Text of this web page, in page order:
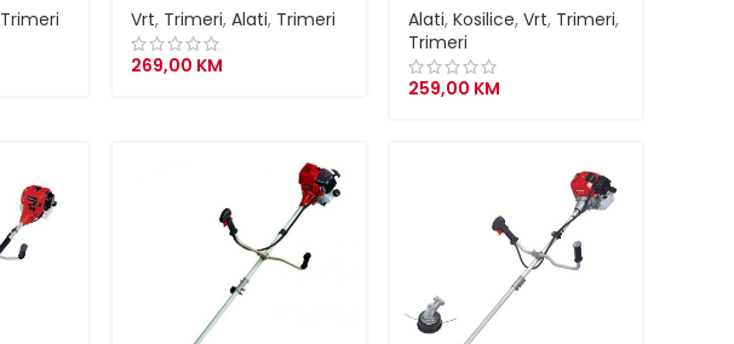
Trimeri
Vrt, Trimeri, Alati, Trimeri
269,00 KM
Alati, Kosilice, Vrt, Trimeri,
Trimeri
259,00 KM